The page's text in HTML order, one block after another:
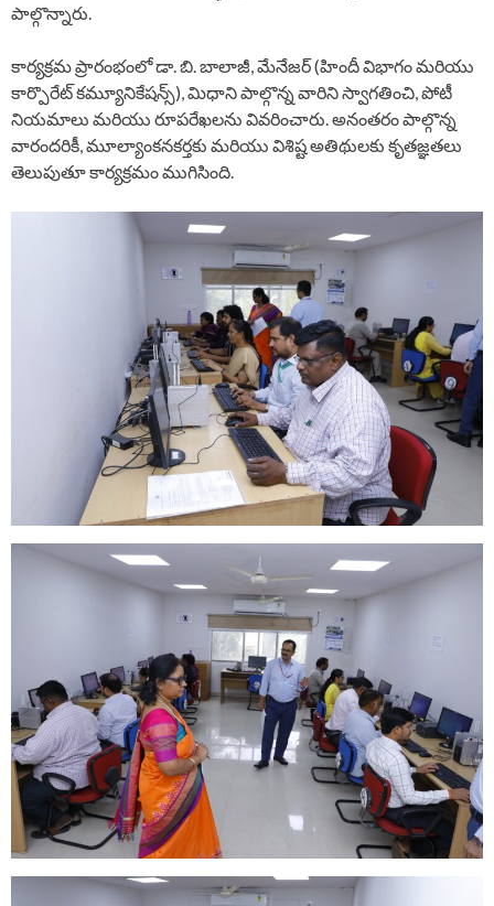
పాల్గొన్నారు.
కార్యక్రమ ప్రారంభంలో డా. బి. బాలాజీ, మేనేజర్ (హిందీ విభాగం మరియు
కార్పొరేట్ కమ్యూనికేషన్స్), మిధాని పాల్గొన్న వారిని స్వాగతించి, పోటీ
నియమాలు మరియు రూపరేఖలను వివరించారు. అనంతరం పాల్గొన్న
వారందరికీ, మూల్యాంకనకర్తకు మరియు విశిష్ట అతిథులకు కృతజ్ఞతలు
తెలుపుతూ కార్యక్రమం ముగిసింది.